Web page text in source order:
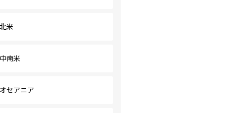
北米
中南米
オセアニア